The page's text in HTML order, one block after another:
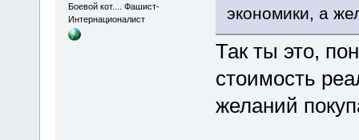
Боевой кот.... Фашист-
Интернационалист
экономики, а
Так ты это,
стоимость
желаний